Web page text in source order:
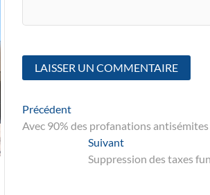
Navigation
de
PrécédentArticle
suivant
Avec 90% des profanations
SuivantSuivant
post:
Suppression des taxes